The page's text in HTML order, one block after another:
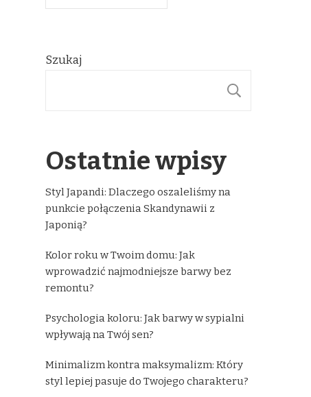
Szukaj
Ostatnie wpisy
Styl Japandi: Dlaczego oszaleliśmy na
punkcie połączenia Skandynawii z
Japonią?
Kolor roku w Twoim domu: Jak
wprowadzić najmodniejsze barwy bez
remontu?
Psychologia koloru: Jak barwy w sypialni
wpływają na Twój sen?
Minimalizm kontra maksymalizm: Który
styl lepiej pasuje do Twojego charakteru?